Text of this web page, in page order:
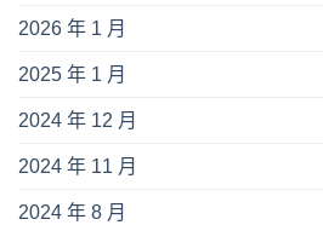
2026 年 1 月
2025 年 1 月
2024 年 12 月
2024 年 11 月
2024 年 8 月